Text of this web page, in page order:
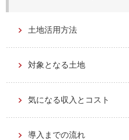
土地活用方法
対象となる土地
気になる収入とコスト
導入までの流れ